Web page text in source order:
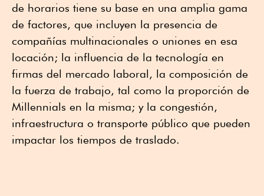
de horarios tiene su base en una amplia gama
de factores, que incluyen la presencia de
compañías multinacionales o uniones en esa
locación; la influencia de la tecnología en
firmas del mercado laboral, la composición de
la fuerza de trabajo, tal como la proporción de
Millennials en la misma; y la congestión,
infraestructura o transporte público que pueden
impactar los tiempos de traslado.